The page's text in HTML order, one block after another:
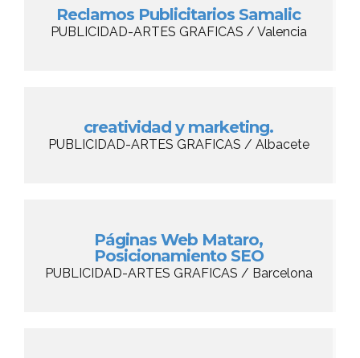
Reclamos Publicitarios Samalic
PUBLICIDAD-ARTES GRAFICAS / Valencia
creatividad y marketing.
PUBLICIDAD-ARTES GRAFICAS / Albacete
Páginas Web Mataro,
Posicionamiento SEO
PUBLICIDAD-ARTES GRAFICAS / Barcelona